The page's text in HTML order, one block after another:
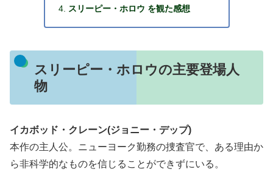
スリーピー・ホロウ を観た感想
スリーピー・ホロウの主要登場人
物
イカボッド・クレーン(ジョニー・デップ)
本作の主人公。ニューヨーク勤務の捜査官で、ある理由か
ら非科学的なものを信じることができずにいる。